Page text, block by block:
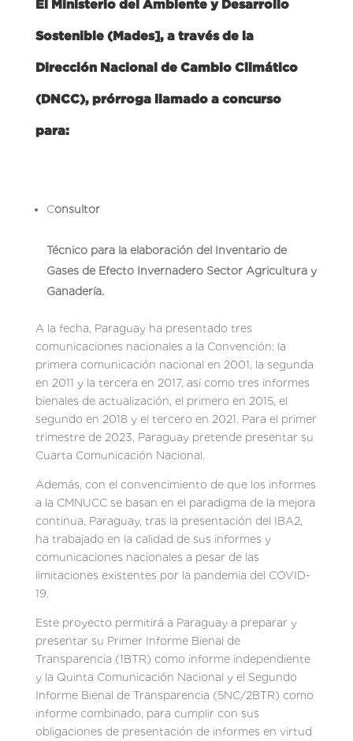
El Ministerio del Ambiente y Desarrollo
Sostenible (Mades], a través de la
Dirección Nacional de Cambio Climático
(DNCC), prórroga llamado a concurso
para:
Consultor
Técnico para la elaboración del Inventario de
Gases de Efecto Invernadero Sector Agricultura y
Ganadería.
A la fecha, Paraguay ha presentado tres
comunicaciones nacionales a la Convención: la
primera comunicación nacional en 2001, la segunda
en 2011 y la tercera en 2017, así como tres informes
bienales de actualización, el primero en 2015, el
segundo en 2018 y el tercero en 2021. Para el primer
trimestre de 2023, Paraguay pretende presentar su
Cuarta Comunicación Nacional.
Además, con el convencimiento de que los informes
a la CMNUCC se basan en el paradigma de la mejora
continua, Paraguay, tras la presentación del IBA2,
ha trabajado en la calidad de sus informes y
comunicaciones nacionales a pesar de las
limitaciones existentes por la pandemia del COVID-
19.
Este proyecto permitirá a Paraguay a preparar y
presentar su Primer Informe Bienal de
Transparencia (1BTR) como informe independiente
y la Quinta Comunicación Nacional y el Segundo
Informe Bienal de Transparencia (5NC/2BTR) como
informe combinado, para cumplir con sus
obligaciones de presentación de informes en virtud